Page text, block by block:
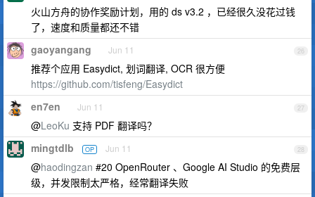
火山方舟的协作奖励计划，用的 ds v3.2 ，已经很久没花过钱
了，速度和质量都还不错
26
gaoyangang Jun 11
推荐个应用 Easydict, 划词翻译, OCR 很方便
https://github.com/tisfeng/Easydict
27
en7en Jun 11
@LeoKu 支持 PDF 翻译吗？
28
mingtdlb OP Jun 11
@haodingzan #20 OpenRouter 、Google AI Studio 的免费层
级，并发限制太严格，经常翻译失败